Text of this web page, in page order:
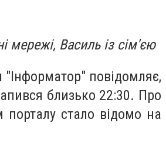
мережі, Василь із сім'єю
"Інформатор" повідомляє,
близько 22:30. Про
порталу стало відомо на